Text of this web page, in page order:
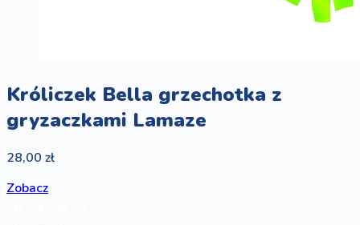
Króliczek Bella grzechotka z
gryzaczkami Lamaze
28,00 zł
Zobacz